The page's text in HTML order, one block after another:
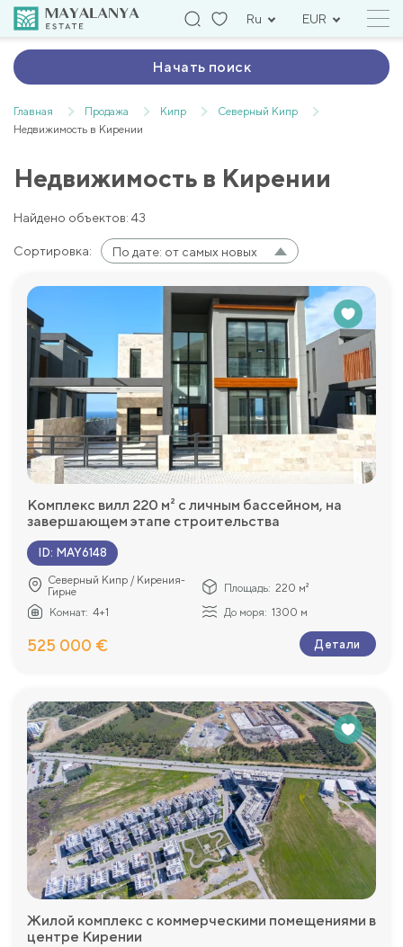
Ru EUR
Начать поиск
Главная Продажа Кипр
Северный Кипр
Недвижимость в Кирении
Недвижимость в Кирении
Найдено объектов: 43
Сортировка: По дате: от самых новых
Комплекс вилл 220 м² с личным бассейном, на
завершающем этапе строительства
ID: MAY6148
Северный Кипр / Кирения-
Гирне
Площадь: 220 м²
Комнат: 4+1 До моря: 1300 м
525 000 € Детали
Жилой комплекс с коммерческими помещениями в
центре Кирении